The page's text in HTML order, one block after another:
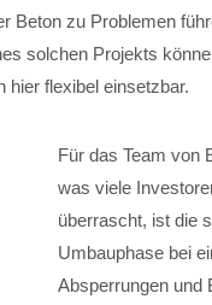
Beton zu Problemen
solchen Projekts
hier flexibel einsetzbar.
Für das Team von
was viele
überrascht, ist die
Umbauphase bei
Absperrungen und